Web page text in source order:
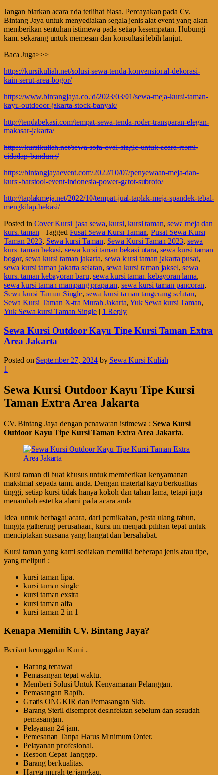
Jangan biarkan acara nda terlihat biasa. Percayakan pada Cv.
Bintang Jaya untuk menyediakan segala jenis alat event yang akan
memberikan sentuhan istimewa pada setiap kesempatan. Hubungi
kami sekarang untuk memesan dan konsultasi lebih lanjut.
Baca Juga>>>
https://kursikuliah.net/solusi-sewa-tenda-konvensional-dekorasi-
kain-serut-area-bogor/
https://www.bintangjaya.co.id/2023/03/01/sewa-meja-kursi-taman-
kayu-outdooor-jakarta-stock-banyak/
http://tendabekasi.com/tempat-sewa-tenda-roder-transparan-elegan-
makasar-jakarta/
https://kursikuliah.net/sewa-sofa-oval-single-untuk-acara-resmi-
cidadap-bandung/
https://bintangjayaevent.com/2022/10/07/penyewaan-meja-dan-
kursi-barstool-event-indonesia-power-gatot-subroto/
http://taplakmeja.net/2022/10/tempat-jual-taplak-meja-spandek-tebal-
mengkilap-bekasi/
Posted in Cover Kursi, jasa sewa, kursi, kursi taman, sewa meja dan
kursi taman | Tagged Pusat Sewa Kursi Taman, Pusat Sewa Kursi
Taman 2023, Sewa kursi Taman, Sewa Kursi Taman 2023, sewa
kursi taman bekasi, sewa kursi taman bekasi utara, sewa kursi taman
bogor, sewa kursi taman jakarta, sewa kursi taman jakarta pusat,
sewa kursi taman jakarta selatan, sewa kursi taman jaksel, sewa
kursi taman kebayoran baru, sewa kursi taman kebayoran lama,
sewa kursi taman mampang prapatan, sewa kursi taman pancoran,
Sewa kursi Taman Single, sewa kursi taman tangerang selatan,
Sewa Kursi Taman X-tra Murah Jakarta, Yuk Sewa kursi Taman,
Yuk Sewa kursi Taman Single | 1 Reply
Sewa Kursi Outdoor Kayu Tipe Kursi Taman Extra
Area Jakarta
Posted on September 27, 2024 by Sewa Kursi Kuliah
1
Sewa Kursi Outdoor Kayu Tipe Kursi
Taman Extra Area Jakarta
CV. Bintang Jaya dengan penawaran istimewa : Sewa Kursi
Outdoor Kayu Tipe Kursi Taman Extra Area Jakarta.
Kursi taman di buat khusus untuk memberikan kenyamanan
maksimal kepada tamu anda. Dengan material kayu berkualitas
tinggi, setiap kursi tidak hanya kokoh dan tahan lama, tetapi juga
menambah estetika alami pada acara anda.
Ideal untuk berbagai acara, dari pernikahan, pesta ulang tahun,
hingga gathering perusahaan, kursi ini menjadi pilihan tepat untuk
menciptakan suasana yang hangat dan bersahabat.
Kursi taman yang kami sediakan memiliki beberapa jenis atau tipe,
yang meliputi :
kursi taman lipat
kursi taman single
kursi taman exstra
kursi taman alfa
kursi taman 2 in 1
Kenapa Memilih CV. Bintang Jaya?
Berikut keunggulan Kami :
Bагаng tегаwаt.
Pеmаѕаngаn tераt wаktu.
Memberi Solusi Untuk Kenyamanan Pelanggan.
Pеmаѕаngаn Rapih.
Gгаtіѕ ONGKIR dan Pemasangan Skb.
Barang Steril disemprot desinfektan sebelum dan sesudah
pemasangan.
Pеӏауаnаn 24 jam.
Pemesanan Tanpa Harus Minimum Order.
Pеӏауаnаn ргоfеѕіоnаӏ.
Respon Cepat Tanggap.
Barang bегkuаӏіtаѕ.
Hагgа murah tегјаngkаu.